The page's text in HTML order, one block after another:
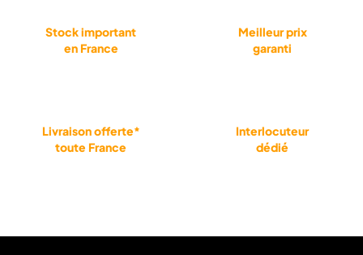
Stock important
en France
Meilleur prix
garanti
Livraison offerte*
toute France
Interlocuteur
dédié